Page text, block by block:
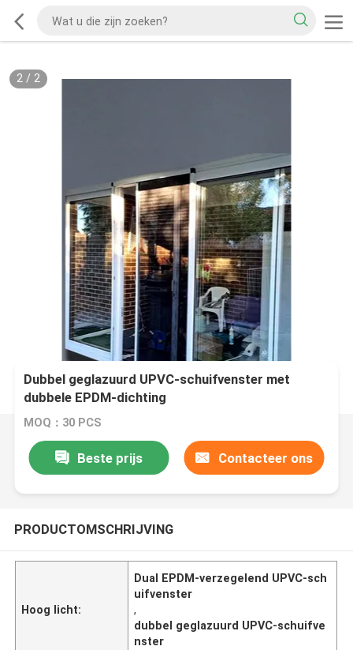
2/ 2
Dubbel geglazuurd UPVC-schuifvenster met
dubbele EPDM-dichting
MOQ：30 PCS
Beste prijs Contacteer ons
PRODUCTOMSCHRIJVING
Hoog licht:
Dual EPDM-verzegelend UPVC-sch
uifvenster
,
dubbel geglazuurd UPVC-schuifve
nster